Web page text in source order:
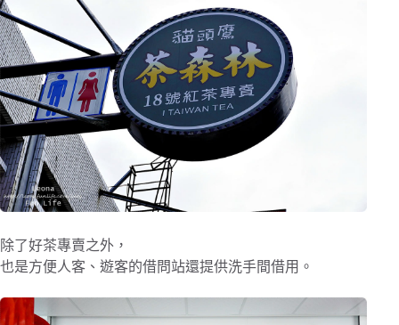
除了好茶專賣之外，
也是方便人客、遊客的借問站還提供洗手間借用。